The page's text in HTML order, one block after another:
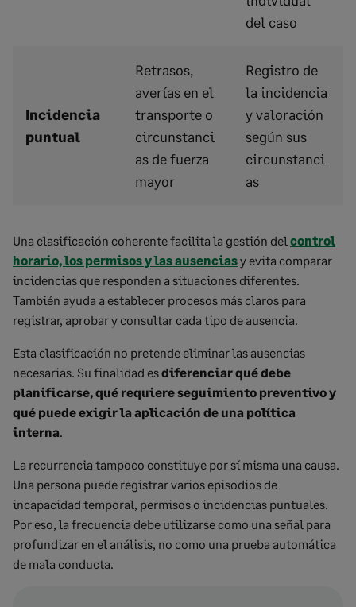
del caso
Incidencia
puntual
Retrasos,
averías en el
transporte o
circunstanci
as de fuerza
mayor
Registro de
la incidencia
y valoración
según sus
circunstanci
as
Una clasificación coherente facilita la gestión del control
horario, los permisos y las ausenciasy evita comparar
incidencias que responden a situaciones diferentes.
También ayuda a establecer procesos más claros para
registrar, aprobar y consultar cada tipo de ausencia.
Esta clasificación no pretende eliminar las ausencias
necesarias. Su finalidad esdiferenciar qué debe
planificarse, qué requiere seguimiento preventivo y
qué puede exigir la aplicación de una política
interna
La recurrencia tampoco constituye por sí misma una causa.
Una persona puede registrar varios episodios de
incapacidad temporal, permisos o incidencias puntuales.
Por eso, la frecuencia debe utilizarse como una señal para
profundizar en el análisis, no como una prueba automática
de mala conducta.